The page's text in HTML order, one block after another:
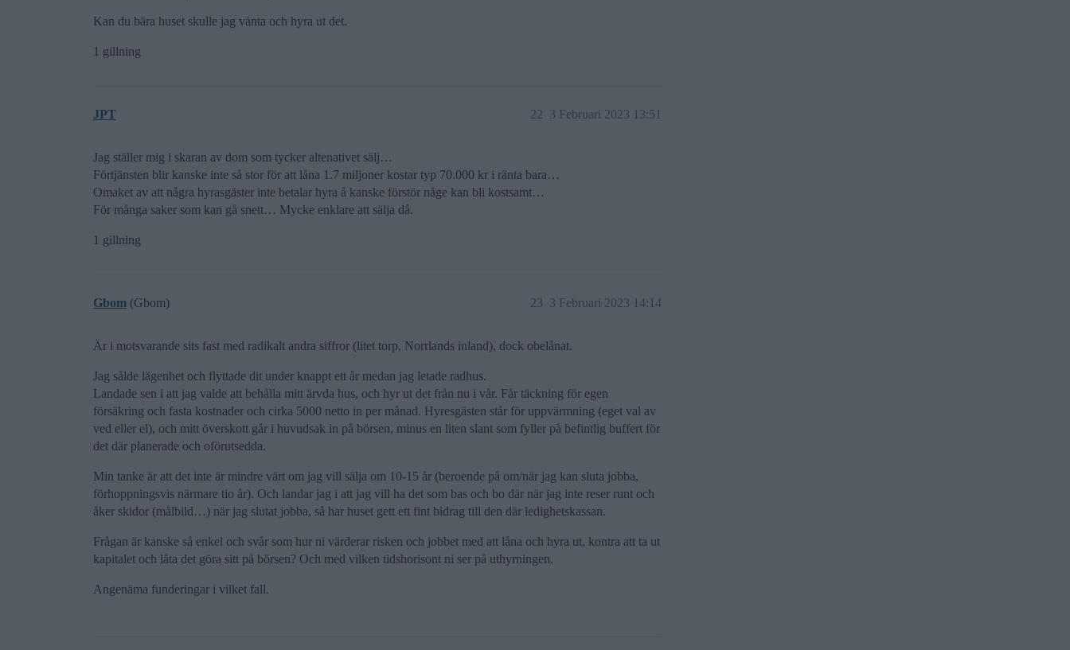
Kan du bära huset skulle jag vänta och hyra ut det.
1 gillning
JPT 3 Februari 2023 13:51
22
Jag ställer mig i skaran av dom som tycker altenativet sälj…
Förtjänsten blir kanske inte så stor för att låna 1.7 miljoner kostar typ 70.000 kr i ränta bara…
Omaket av att några hyrasgäster inte betalar hyra å kanske förstör någe kan bli kostsamt…
För många saker som kan gå snett… Mycke enklare att sälja då.
1 gillning
Gbom (Gbom) 3 Februari 2023 14:14
23
Är i motsvarande sits fast med radikalt andra siffror (litet torp, Norrlands inland), dock obelånat.
Jag sålde lägenhet och flyttade dit under knappt ett år medan jag letade radhus.
Landade sen i att jag valde att behålla mitt ärvda hus, och hyr ut det från nu i vår. Får täckning för egen
försäkring och fasta kostnader och cirka 5000 netto in per månad. Hyresgästen står för uppvärmning (eget val av
ved eller el), och mitt överskott går i huvudsak in på börsen, minus en liten slant som fyller på befintlig buffert för
det där planerade och oförutsedda.
Min tanke är att det inte är mindre värt om jag vill sälja om 10-15 år (beroende på om/när jag kan sluta jobba,
förhoppningsvis närmare tio år). Och landar jag i att jag vill ha det som bas och bo där när jag inte reser runt och
åker skidor (målbild…) när jag slutat jobba, så har huset gett ett fint bidrag till den där ledighetskassan.
Frågan är kanske så enkel och svår som hur ni värderar risken och jobbet med att låna och hyra ut, kontra att ta ut
kapitalet och låta det göra sitt på börsen? Och med vilken tidshorisont ni ser på uthyrningen.
Angenäma funderingar i vilket fall.